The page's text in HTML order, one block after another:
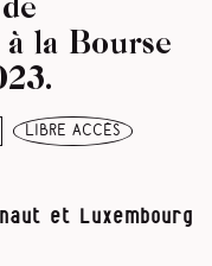
libre accès
la Bourse
et Luxembourg